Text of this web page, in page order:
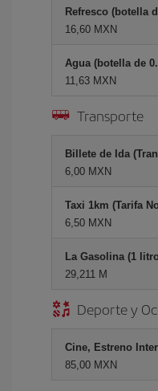
Refresco (botella
16,60 MXN
Agua (botella de
11,63 MXN
Transporte
Billete de Ida
6,00 MXN
Taxi 1km (Tarifa
6,50 MXN
La Gasolina (1
29,211 M
Deporte y
Cine, Estreno
85,00 MXN